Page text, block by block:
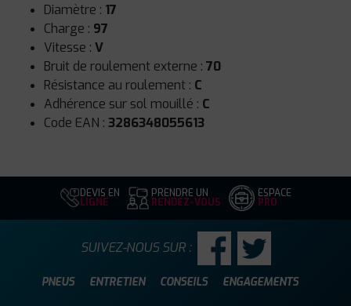
Diamètre : 17
Charge : 97
Vitesse : V
Bruit de roulement externe : 70
Résistance au roulement : C
Adhérence sur sol mouillé : C
Code EAN : 3286348055613
DEVIS EN
LIGNE
PRENDRE UN
RENDEZ-VOUS
ESPACE
PRO
PNEUS ENTRETIEN CONSEILS ENGAGEMENTS
SUIVEZ-NOUS SUR :